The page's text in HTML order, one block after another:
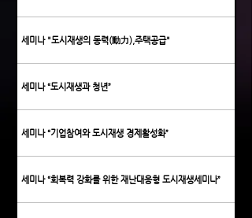
세미나 "도시재생의 동력(動力),주택공급"
세미나 “도시재생과 청년”
세미나 “기업참여와 도시재생 경제활성화”
세미나 “회복력 강화를 위한 재난대응형 도시재생세미나”